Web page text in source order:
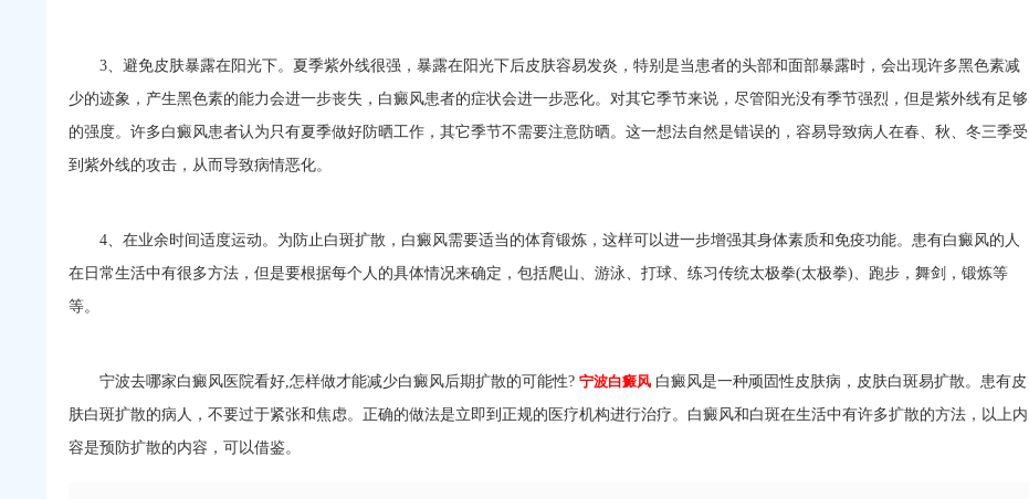
3、避免皮肤暴露在阳光下。夏季紫外线很强，暴露在阳光下后皮肤容易发炎，特别是当患者的头部和面部暴露时，会出现许多黑色素减
少的迹象，产生黑色素的能力会进一步丧失，白癜风患者的症状会进一步恶化。对其它季节来说，尽管阳光没有季节强烈，但是紫外线有足够
的强度。许多白癜风患者认为只有夏季做好防晒工作，其它季节不需要注意防晒。这一想法自然是错误的，容易导致病人在春、秋、冬三季受
到紫外线的攻击，从而导致病情恶化。
4、在业余时间适度运动。为防止白斑扩散，白癜风需要适当的体育锻炼，这样可以进一步增强其身体素质和免疫功能。患有白癜风的人
在日常生活中有很多方法，但是要根据每个人的具体情况来确定，包括爬山、游泳、打球、练习传统太极拳(太极拳)、跑步，舞剑，锻炼等
等。
宁波去哪家白癜风医院看好,怎样做才能减少白癜风后期扩散的可能性? 宁波白癜风 白癜风是一种顽固性皮肤病，皮肤白斑易扩散。患有皮
肤白斑扩散的病人，不要过于紧张和焦虑。正确的做法是立即到正规的医疗机构进行治疗。白癜风和白斑在生活中有许多扩散的方法，以上内
容是预防扩散的内容，可以借鉴。